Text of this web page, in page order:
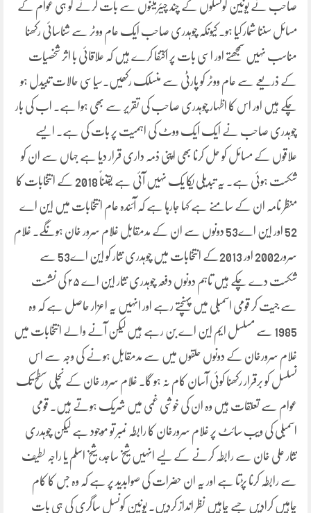
صاحب نے یونین کونسلوں کے چند چیئرمینوں سے بات کرنے کو ہی عوام کے
مسائل سننا شمار کیا ہو۔ کیونکہ چوہدری صاحب ایک عام ووٹر سے شناسائی رکھنا
مناسب نہیں سمجھتے اور اسی بات پر اکتفا کرے ہیں کہ علاقائی با اثر شخصیات
کے ذریعے سے عام ووٹر کو پارٹی سے منسلک رکھیں۔سیاسی حالات تبیدل ہو
چکے ہیں اور اس کا اظہار چوہدری صاحب کی تقریر سے بھی ہوا ہے۔ اب کی بار
چوہدری صاحب نے ایک ایک ووٹ کی اہمیت پر بات کی ہے۔ ایسے
علاقوں کے مسائل کو حل کرنا بھی اپنی ذمہ داری قرار دیا ہے جہاں سے ان کو
شکست ہوئی ہے۔ یہ تبدیلی یکا یک نہیں آئی ہے یقنناً 2018 کے انتخابات کا
منظر نامہ ان کے سامنے ہے کہا جارہا ہے کہ آئندہ عام انتخابات میں این اے
52 اور این اے53 دونوں سے ان کے مدمقابل غلام سرور خان ہونگے۔ غلام
سرور2002 اور 2013کے انتخابات میں چوہدری نثار کو این اے53 سے
شکست دے چکے ہیں تاہم دونوں دفعہ چوہدری نثار این اے ۲۵ کی نشست
سے جیت کر قومی اسمبلی میں پہنچتے رہے اور انہیں یہ اعزار حاصل ہے کہ وہ
1985 سے مسلسل ایم این اے بن رہے ہیں لیکن آنے والے انتخابات میں
غلام سرورخان کے دونوں حلقوں میں سے مدمقابل ہونے کی وجہ سے اس
تسلسل کو برقرار رکھنا کوئی آسان کام نہ ہو گا۔ غلام سرور خان کے نچلی سطح تک
عوام سے تعلقات ہیں وہ ان کی خوشی غمی میں شریک ہوتے ہیں۔ قومی
اسمبلی کی ویب سائٹ پر غلام سرورخان کا رابطہ نمبر تو موجود ہے لیکن چوہدری
نثار علی خان سے رابطہ کرنے کے لیے انہیں شیخ ساجد، شیخ اسلم یا راجہ لطیف
سے رابطہ کرنا پڑتا ہے اور یہ ان حضرات کی صوابدید پر ہے کہ وہ جس کا کام
چاہیں کرادیں جسے چاہیں نظر انداز کردیں۔ یونین کونسل ساگری کی ہی بات